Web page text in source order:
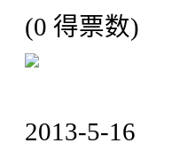
(0 得票数)
2013-5-16